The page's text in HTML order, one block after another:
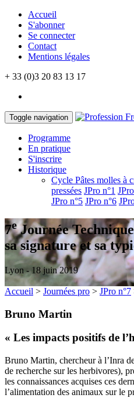
Accueil
S'abonner
Se connecter
Contact
Mentions légales
+ 33 (0)3 20 83 13 17
Toggle navigation
Programme
En pratique
S'inscrire
Historique
Cycle Pâtes molles à
pressées JPro n°1
JPro n°5 JPro n°6
7eJournée Technique
sa signature et sa
Lyon - 18 juin 2019
Accueil > Journées pro > JPro n°7
Bruno Martin
« Les impacts positifs de
Bruno Martin, chercheur à l’Inra
de recherche sur les herbivores),
les connaissances acquises ces
l’alimentation des animaux sur le